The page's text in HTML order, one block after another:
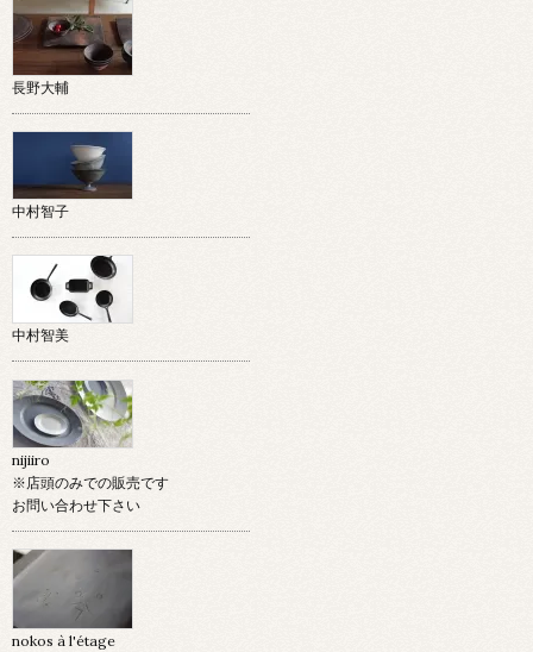
長野大輔
中村智子
中村智美
nijiiro
※店頭のみでの販売です
お問い合わせ下さい
nokos à l'étage